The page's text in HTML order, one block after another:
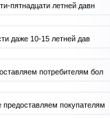
пятнадцати летней давн
даже 10-15 летней дав
потребителям бол
покупателям